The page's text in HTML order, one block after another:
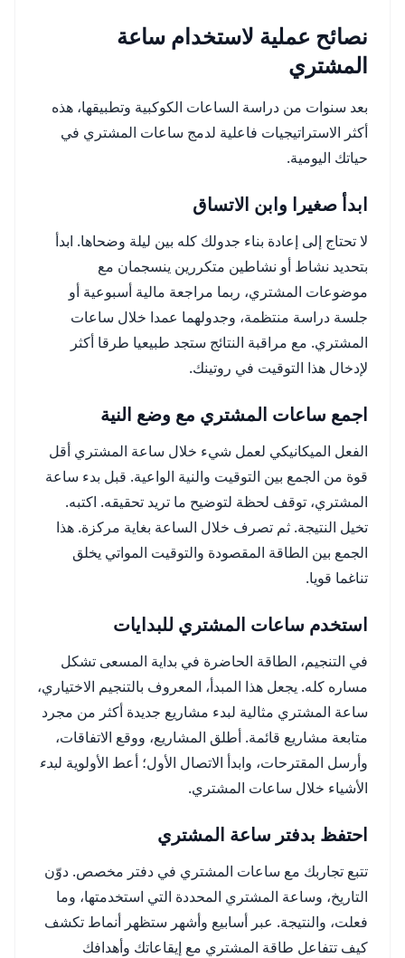
نصائح عملية لاستخدام ساعة
المشتري
بعد سنوات من دراسة الساعات الكوكبية وتطبيقها، هذه
أكثر الاستراتيجيات فاعلية لدمج ساعات المشتري في
حياتك اليومية.
ابدأ صغيرا وابن الاتساق
لا تحتاج إلى إعادة بناء جدولك كله بين ليلة وضحاها. ابدأ
بتحديد نشاط أو نشاطين متكررين ينسجمان مع
موضوعات المشتري، ربما مراجعة مالية أسبوعية أو
جلسة دراسة منتظمة، وجدولهما عمدا خلال ساعات
المشتري. مع مراقبة النتائج ستجد طبيعيا طرقا أكثر
لإدخال هذا التوقيت في روتينك.
اجمع ساعات المشتري مع وضع النية
الفعل الميكانيكي لعمل شيء خلال ساعة المشتري أقل
قوة من الجمع بين التوقيت والنية الواعية. قبل بدء ساعة
المشتري، توقف لحظة لتوضيح ما تريد تحقيقه. اكتبه.
تخيل النتيجة. ثم تصرف خلال الساعة بغاية مركزة. هذا
الجمع بين الطاقة المقصودة والتوقيت المواتي يخلق
تناغما قويا.
استخدم ساعات المشتري للبدايات
في التنجيم، الطاقة الحاضرة في بداية المسعى تشكل
مساره كله. يجعل هذا المبدأ، المعروف بالتنجيم الاختياري،
ساعة المشتري مثالية لبدء مشاريع جديدة أكثر من مجرد
متابعة مشاريع قائمة. أطلق المشاريع، ووقع الاتفاقات،
وأرسل المقترحات، وابدأ الاتصال الأول؛ أعط الأولوية لبدء
الأشياء خلال ساعات المشتري.
احتفظ بدفتر ساعة المشتري
تتبع تجاربك مع ساعات المشتري في دفتر مخصص. دوّن
التاريخ، وساعة المشتري المحددة التي استخدمتها، وما
فعلت، والنتيجة. عبر أسابيع وأشهر ستظهر أنماط تكشف
كيف تتفاعل طاقة المشتري مع إيقاعاتك وأهدافك